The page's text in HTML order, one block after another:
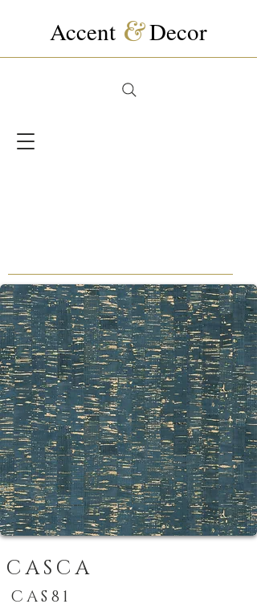
Accent &Decor
CASCA
CAS81